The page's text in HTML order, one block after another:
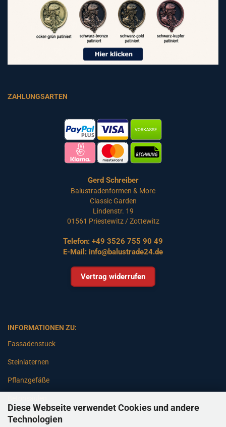
Diese Webseite verwendet Cookies und andere
Technologien
ZAHLUNGSARTEN
Gerd Schreiber
Balustradenformen & More
Classic Garden
Lindenstr. 19
01561 Priestewitz / Zottewitz
Telefon: +49 3526 755 90 49
E-Mail: info@balustrade24.de
Vertrag widerrufen
INFORMATIONEN ZU:
Fassadenstuck
Steinlaternen
Pflanzgefäße
Gartenbänke